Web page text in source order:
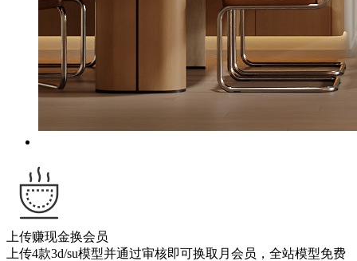
上传赚现金换会员
上传4款3d/su模型并通过审核即可换取月会员，全站模型免费